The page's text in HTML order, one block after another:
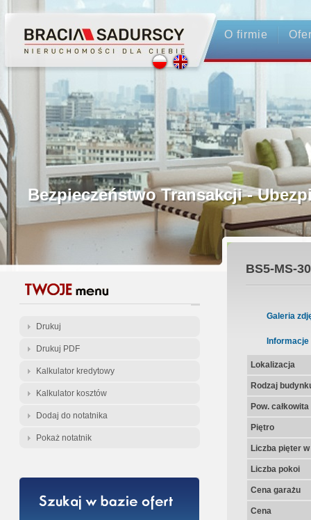
O firmie
Profesjonalne Pośrednictwo
Bezpieczeństwo Transakcji -
Licencjonowani Pośrednicy
Gwarancja Zwrotu Zadatku
Gratis - Przedwstępna Umowa
Drukuj
Drukuj PDF
Kalkulator kredytowy
Kalkulator kosztów
Dodaj do notatnika
Pokaż notatnik
BS5-MS-
Galeria
Informacje
Lokalizacja
Rodzaj
Pow.
Piętro
Liczba pięter
Liczba pokoi
Cena garażu
Cena